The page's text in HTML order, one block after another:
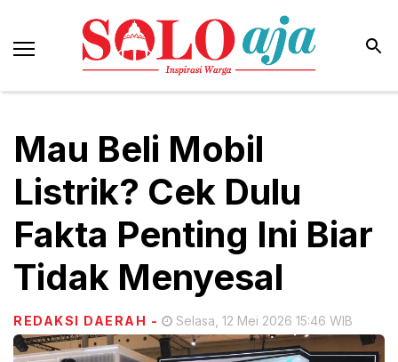
Mau Beli Mobil
Listrik? Cek Dulu
Fakta Penting Ini Biar
Tidak Menyesal
REDAKSI DAERAH - Selasa, 12 Mei 2026 15:46 WIB